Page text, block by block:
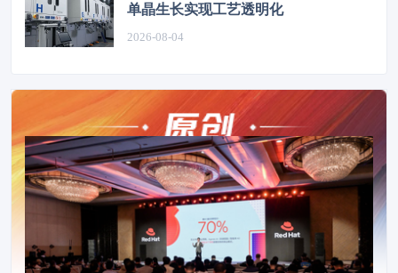
单晶生长实现工艺透明化
2026-08-04